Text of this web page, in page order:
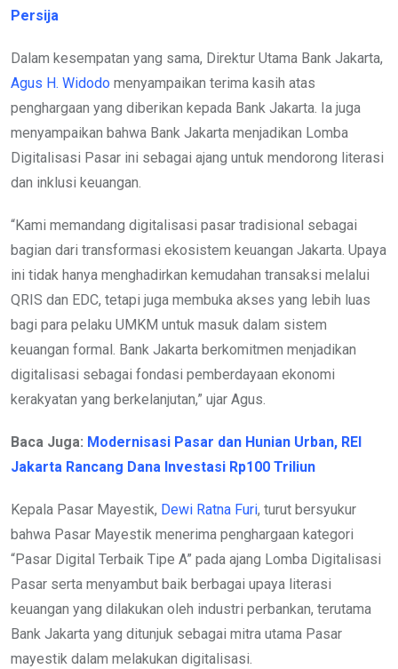
Persija
Dalam kesempatan yang sama, Direktur Utama Bank Jakarta,
Agus H. Widodo menyampaikan terima kasih atas
penghargaan yang diberikan kepada Bank Jakarta. Ia juga
menyampaikan bahwa Bank Jakarta menjadikan Lomba
Digitalisasi Pasar ini sebagai ajang untuk mendorong literasi
dan inklusi keuangan.
“Kami memandang digitalisasi pasar tradisional sebagai
bagian dari transformasi ekosistem keuangan Jakarta. Upaya
ini tidak hanya menghadirkan kemudahan transaksi melalui
QRIS dan EDC, tetapi juga membuka akses yang lebih luas
bagi para pelaku UMKM untuk masuk dalam sistem
keuangan formal. Bank Jakarta berkomitmen menjadikan
digitalisasi sebagai fondasi pemberdayaan ekonomi
kerakyatan yang berkelanjutan,” ujar Agus.
Baca Juga: Modernisasi Pasar dan Hunian Urban, REI
Jakarta Rancang Dana Investasi Rp100 Triliun
Kepala Pasar Mayestik, Dewi Ratna Furi, turut bersyukur
bahwa Pasar Mayestik menerima penghargaan kategori
“Pasar Digital Terbaik Tipe A” pada ajang Lomba Digitalisasi
Pasar serta menyambut baik berbagai upaya literasi
keuangan yang dilakukan oleh industri perbankan, terutama
Bank Jakarta yang ditunjuk sebagai mitra utama Pasar
mayestik dalam melakukan digitalisasi.